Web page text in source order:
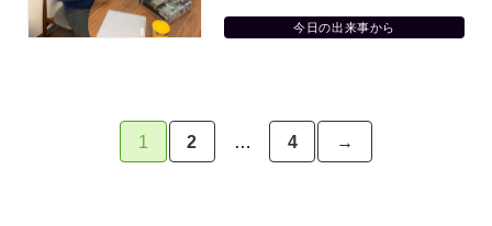
今日の出来事から
1 2 … 4 →